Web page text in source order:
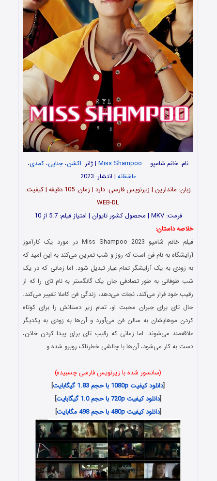
نام: خانم شامپو – Miss Shampoo | ژانر: اکشن، جنایی، کمدی،
عاشقانه | انتشار: 2023
زبان: ماندارین | زیرنویس فارسی: دارد | زمان: 105 دقیقه | کیفیت:
WEB-DL
فرمت: MKV | محصول کشور تایوان | امتیاز فیلم: 5.7 از 10
خلاصه داستان:
فیلم خانم شامپو Miss Shampoo 2023 در مورد یک کارآموز
آرایشگاه به نام فن است که روز و شب تمرین می‌کند به این امید که
به زودی به یک آرایشگر تمام عیار تبدیل شود. اما زمانی که در یک
شب طوفانی به طور تصادفی جان یک گانگستر به نام تای را که از
رقیب خود فرار می‌کند، نجات می‌دهد، زندگی فن کاملا تغییر می‌کند.
حال تای برای جبران محبت او، تمام زیر دستانش را برای کوتاه
کردن موهایشان به سالن فن می‌آورد و آن‌ها به زودی به یکدیگر
علاقه‌مند می‌شوند. اما زمانی که رقیب تای برای پیدا کردن خائن،
دست به کار می‌شود، آن‌ها با چالشی خطرناک روبرو شده و…
(سانسور شده با زیرنویس فارسی چسبیده)
[دانلود کیفیت 1080p با حجم 1.83 گیگابایت
]
[دانلود کیفیت 720p با حجم 1.0 گیگابایت
]
[دانلود کیفیت 480p با حجم 498 مگابایت ]